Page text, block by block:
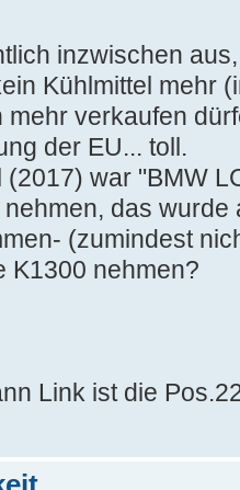
inzwischen
Kühlmittel mehr
mehr verkaufen
der EU... toll.
(2017) war "BMW
das
(zumindest
K1300 nehmen?
Link ist die